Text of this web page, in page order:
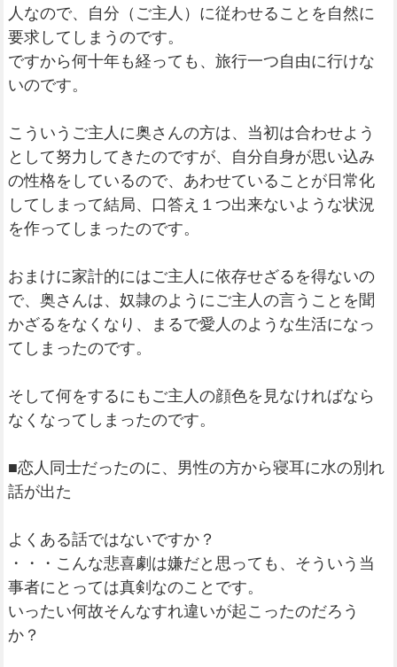
人なので、自分（ご主人）に従わせることを自然に
要求してしまうのです。
ですから何十年も経っても、旅行一つ自由に行けな
いのです。
こういうご主人に奥さんの方は、当初は合わせよう
として努力してきたのですが、自分自身が思い込み
の性格をしているので、あわせていることが日常化
してしまって結局、口答え１つ出来ないような状況
を作ってしまったのです。
おまけに家計的にはご主人に依存せざるを得ないの
で、奥さんは、奴隷のようにご主人の言うことを聞
かざるをなくなり、まるで愛人のような生活になっ
てしまったのです。
そして何をするにもご主人の顔色を見なければなら
なくなってしまったのです。
■恋人同士だったのに、男性の方から寝耳に水の別れ
話が出た
よくある話ではないですか？
・・・こんな悲喜劇は嫌だと思っても、そういう当
事者にとっては真剣なのことです。
いったい何故そんなすれ違いが起こったのだろう
か？